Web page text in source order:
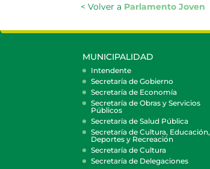
< Volver a Parlamento Joven
MUNICIPALIDAD
Intendente
Secretaría de Gobierno
Secretaría de Economía
Secretaría de Obras y Servicios
Públicos
Secretaría de Salud Pública
Secretaría de Cultura, Educación,
Deportes y Recreación
Secretaría de Cultura
Secretaría de Delegaciones